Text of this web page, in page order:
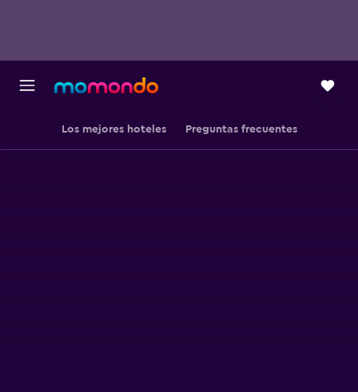
Los mejores hoteles Preguntas frecuentes